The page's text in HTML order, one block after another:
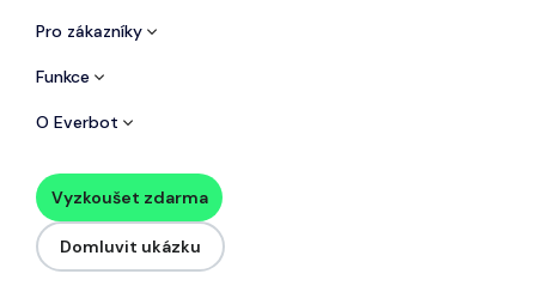
Pro zákazníky
Funkce
O Everbot
Vyzkoušet zdarma
Domluvit ukázku